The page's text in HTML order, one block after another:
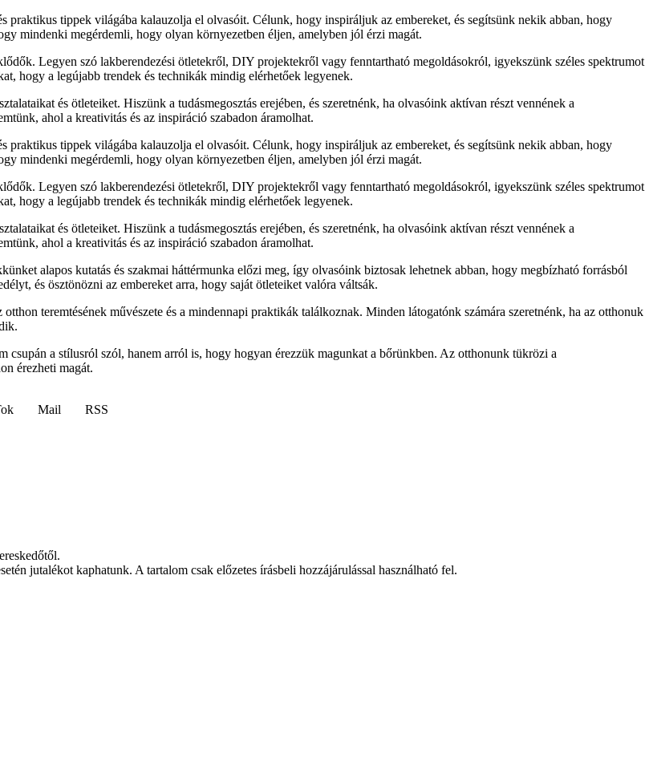
tippek világába kalauzolja el olvasóit. Célunk, hogy inspiráljuk az embereket, és segítsünk nekik abban, hogy
mindenki megérdemli, hogy olyan környezetben éljen, amelyben jól érzi magát.
Legyen szó lakberendezési ötletekről, DIY projektekről vagy fenntartható megoldásokról, igyekszünk széles spektrumot
hogy a legújabb trendek és technikák mindig elérhetőek legyenek.
és ötleteiket. Hiszünk a tudásmegosztás erejében, és szeretnénk, ha olvasóink aktívan részt vennének a
ahol a kreativitás és az inspiráció szabadon áramolhat.
tippek világába kalauzolja el olvasóit. Célunk, hogy inspiráljuk az embereket, és segítsünk nekik abban, hogy
mindenki megérdemli, hogy olyan környezetben éljen, amelyben jól érzi magát.
Legyen szó lakberendezési ötletekről, DIY projektekről vagy fenntartható megoldásokról, igyekszünk széles spektrumot
hogy a legújabb trendek és technikák mindig elérhetőek legyenek.
és ötleteiket. Hiszünk a tudásmegosztás erejében, és szeretnénk, ha olvasóink aktívan részt vennének a
ahol a kreativitás és az inspiráció szabadon áramolhat.
alapos kutatás és szakmai háttérmunka előzi meg, így olvasóink biztosak lehetnek abban, hogy megbízható forrásból
és ösztönözni az embereket arra, hogy saját ötleteiket valóra váltsák.
teremtésének művészete és a mindennapi praktikák találkoznak. Minden látogatónk számára szeretnénk, ha az otthonuk
a stílusról szól, hanem arról is, hogy hogyan érezzük magunkat a bőrünkben. Az otthonunk tükrözi a
érezheti magát.
Mail
RSS
jutalékot kaphatunk. A tartalom csak előzetes írásbeli hozzájárulással használható fel.